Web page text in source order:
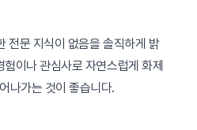
전문 지식이 없음을 솔직하게 밝
이나 관심사로 자연스럽게 화제
나가는 것이 좋습니다.